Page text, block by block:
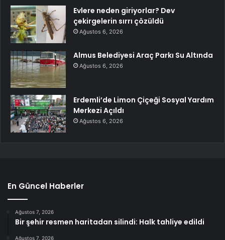
Evlere neden giriyorlar? Dev
çekirgelerin sırrı çözüldü
Ağustos 6, 2026
Almus Belediyesi Araç Parkı Su Altında
Ağustos 6, 2026
Erdemli’de Limon Çiçeği Sosyal Yardım
Merkezi Açıldı
Ağustos 6, 2026
En Güncel Haberler
Ağustos 7, 2026
Bir şehir resmen haritadan silindi: Halk tahliye edildi
Ağustos 7, 2026